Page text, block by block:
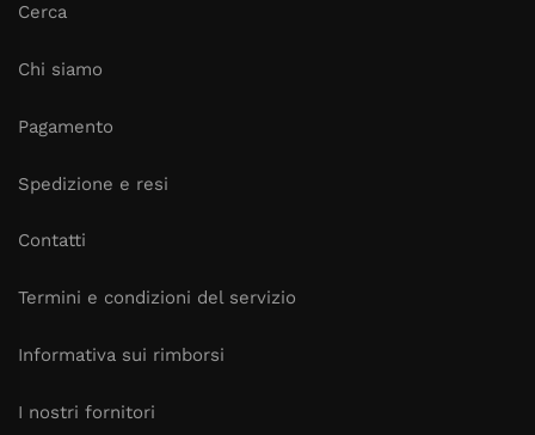
Cerca
Chi siamo
Pagamento
Spedizione e resi
Contatti
Termini e condizioni del servizio
Informativa sui rimborsi
I nostri fornitori